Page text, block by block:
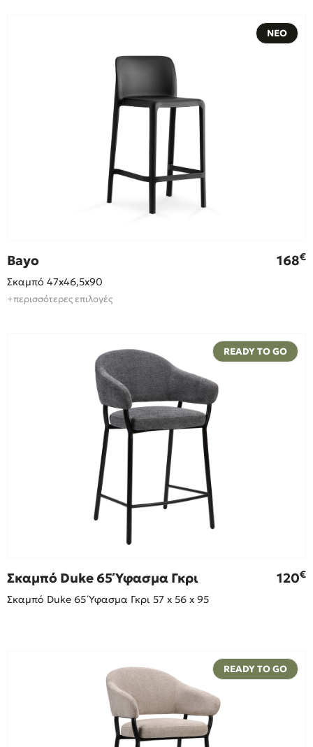
ΝΕΟ
Bayo 168€
Σκαμπό 47x46,5x90
+περισσότερες επιλογές
READY TO GO
Σκαμπό Duke 65 Ύφασμα Γκρι 120€
Σκαμπό Duke 65 Ύφασμα Γκρι 57 x 56 x 95
READY TO GO